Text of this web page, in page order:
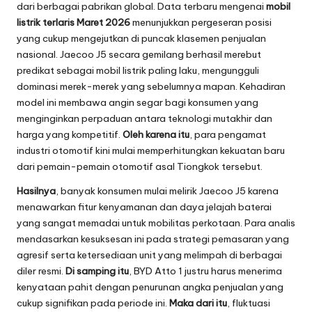
dari berbagai pabrikan global. Data terbaru mengenai mobil
listrik terlaris Maret 2026menunjukkan pergeseran posisi
yang cukup mengejutkan di puncak klasemen penjualan
nasional. Jaecoo J5 secara gemilang berhasil merebut
predikat sebagai mobil listrik paling laku, mengungguli
dominasi merek-merek yang sebelumnya mapan. Kehadiran
model ini membawa angin segar bagi konsumen yang
menginginkan perpaduan antara teknologi mutakhir dan
harga yang kompetitif. Oleh karena itu, para pengamat
industri otomotif kini mulai memperhitungkan kekuatan baru
dari pemain-pemain otomotif asal Tiongkok tersebut.
Hasilnya, banyak konsumen mulai melirik Jaecoo J5 karena
menawarkan fitur kenyamanan dan daya jelajah baterai
yang sangat memadai untuk mobilitas perkotaan. Para analis
mendasarkan kesuksesan ini pada strategi pemasaran yang
agresif serta ketersediaan unit yang melimpah di berbagai
diler resmi. Di samping itu, BYD Atto 1 justru harus menerima
kenyataan pahit dengan penurunan angka penjualan yang
cukup signifikan pada periode ini. Maka dari itu, fluktuasi